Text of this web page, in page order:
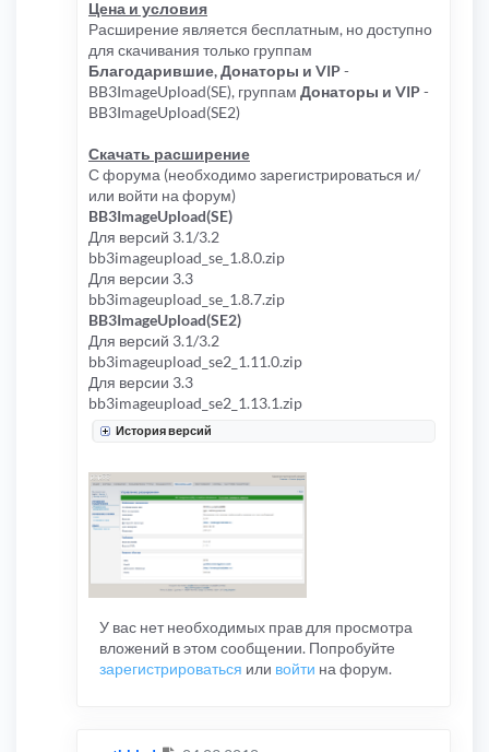
Цена и условия
Расширение является бесплатным, но доступно
для скачивания только группам
Благодарившие, Донаторы и VIP-
BB3ImageUpload(SE), группам Донаторы и VIP-
BB3ImageUpload(SE2)
Скачать расширение
С форума (необходимо зарегистрироваться и/
или войти на форум)
BB3ImageUpload(SE)
Для версий 3.1/3.2
bb3imageupload_se_1.8.0.zip
Для версии 3.3
bb3imageupload_se_1.8.7.zip
BB3ImageUpload(SE2)
Для версий 3.1/3.2
bb3imageupload_se2_1.11.0.zip
Для версии 3.3
bb3imageupload_se2_1.13.1.zip
История версий
У вас нет необходимых прав для просмотра
вложений в этом сообщении. Попробуйте
зарегистрироваться или войти на форум.